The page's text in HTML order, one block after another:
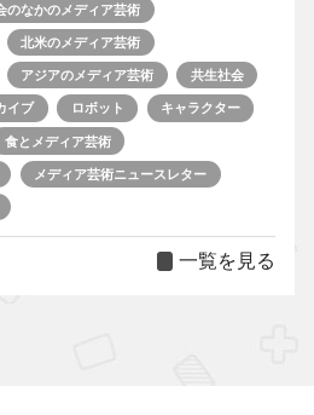
のなかのメディア芸術
北米のメディア芸術
アジアのメディア芸術 共生社会
イブ ロボット キャラクター
食とメディア芸術
メディア芸術ニュースレター
一覧を見る